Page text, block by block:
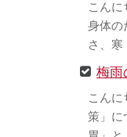
こんに
身体の
さ、
梅雨
こん
策」に